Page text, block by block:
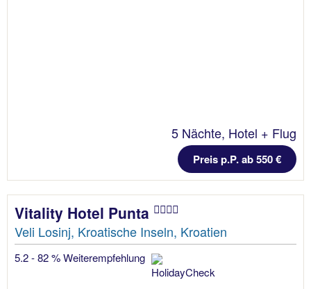
5 Nächte, Hotel + Flug
Preis p.P. ab 550 €
Vitality Hotel Punta
Veli Losinj, Kroatische Inseln, Kroatien
5.2 - 82 % Weiterempfehlung